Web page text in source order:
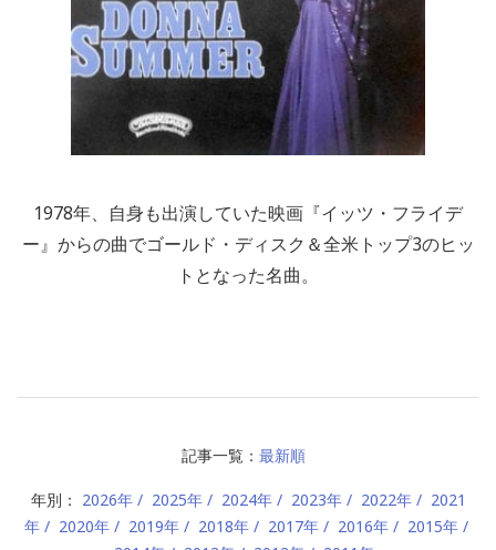
1978年、自身も出演していた映画『イッツ・フライデ
ー』からの曲でゴールド・ディスク＆全米トップ3のヒッ
トとなった名曲。
記事一覧： 最新順
年別： 2026年 2025年 2024年 2023年 2022年
2021
年
2020年 2019年 2018年 2017年 2016年
2015年